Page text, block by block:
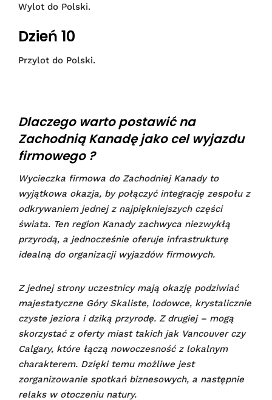
Wylot do Polski.
Dzień 10
Przylot do Polski.
Dlaczego warto postawić na
Zachodnią Kanadę jako cel wyjazdu
firmowego ?
Wycieczka firmowa do Zachodniej Kanady to
wyjątkowa okazja, by połączyć integrację zespołu z
odkrywaniem jednej z najpiękniejszych części
świata. Ten region Kanady zachwyca niezwykłą
przyrodą, a jednocześnie oferuje infrastrukturę
idealną do organizacji wyjazdów firmowych.
Z jednej strony uczestnicy mają okazję podziwiać
majestatyczne Góry Skaliste, lodowce, krystalicznie
czyste jeziora i dziką przyrodę. Z drugiej – mogą
skorzystać z oferty miast takich jak Vancouver czy
Calgary, które łączą nowoczesność z lokalnym
charakterem. Dzięki temu możliwe jest
zorganizowanie spotkań biznesowych, a następnie
relaks w otoczeniu natury.